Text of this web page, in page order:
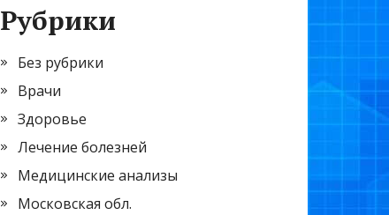
Рубрики
Без рубрики
Врачи
Здоровье
Лечение болезней
Медицинские анализы
Московская обл.